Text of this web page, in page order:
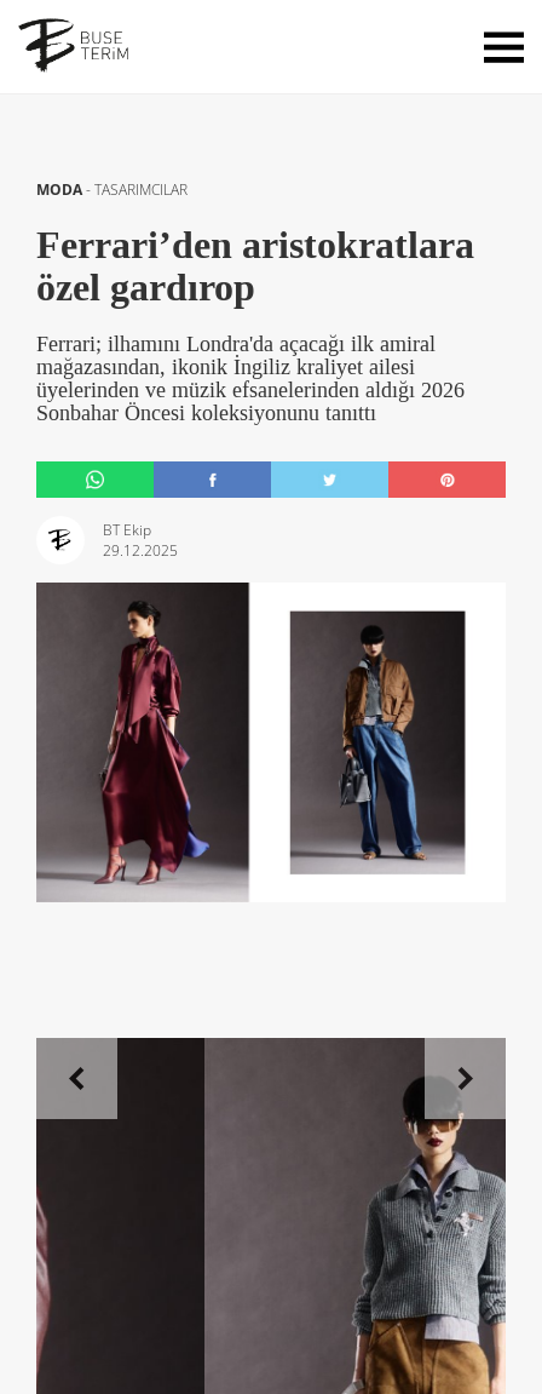
MODA-TASARIMCILAR
Ferrari’den aristokratlara
özel gardırop
Ferrari; ilhamını Londra'da açacağı ilk amiral
mağazasından, ikonik İngiliz kraliyet ailesi
üyelerinden ve müzik efsanelerinden aldığı 2026
Sonbahar Öncesi koleksiyonunu tanıttı
BT Ekip
29.12.2025